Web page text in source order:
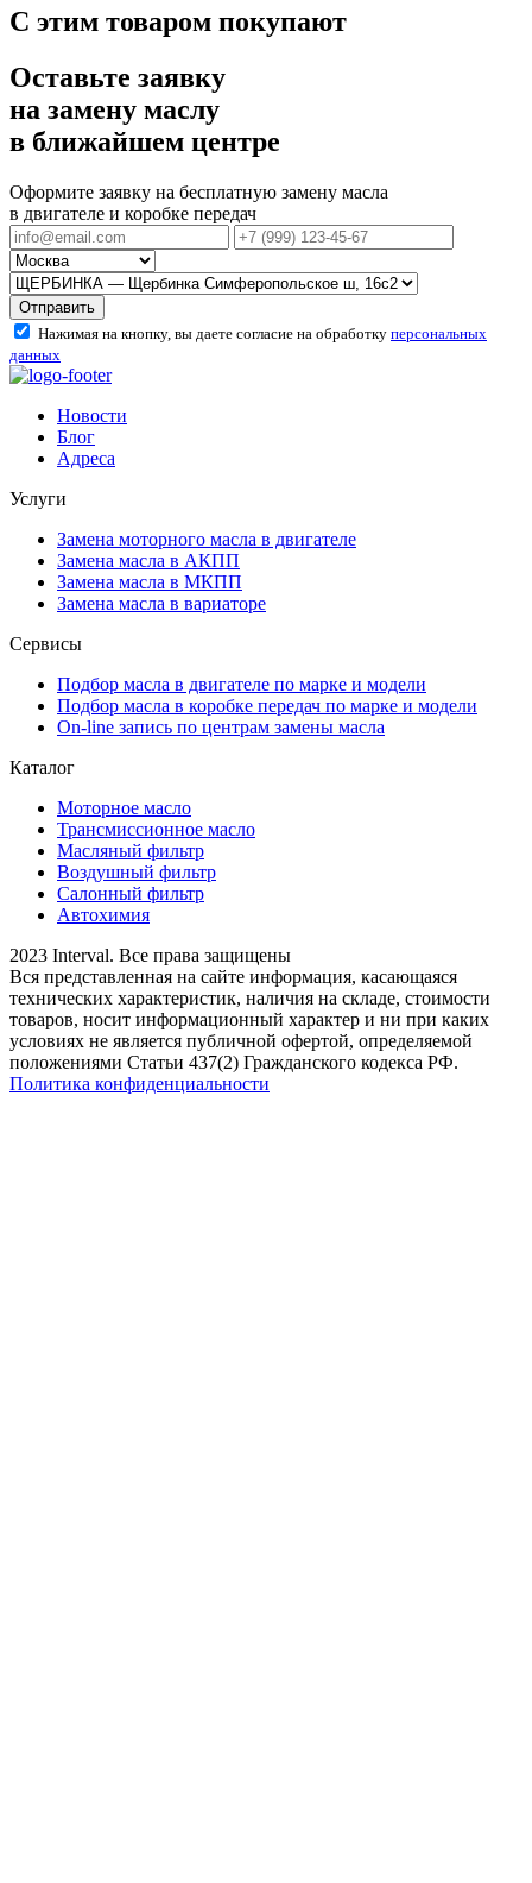
С этим товаром покупают
Оставьте заявку
на замену маслу
в ближайшем центре
Оформите заявку на бесплатную замену масла
в двигателе и коробке передач
Отправить
Нажимая на кнопку, вы даете согласие на обработку персональных
данных
Новости
Блог
Адреса
Услуги
Замена моторного масла в двигателе
Замена масла в АКПП
Замена масла в МКПП
Замена масла в вариаторе
Сервисы
Подбор масла в двигателе по марке и модели
Подбор масла в коробке передач по марке и модели
On-line запись по центрам замены масла
Каталог
Моторное масло
Трансмиссионное масло
Масляный фильтр
Воздушный фильтр
Салонный фильтр
Автохимия
2023 Interval. Все права защищены
Вся представленная на сайте информация, касающаяся
технических характеристик, наличия на складе, стоимости
товаров, носит информационный характер и ни при каких
условиях не является публичной офертой, определяемой
положениями Статьи 437(2) Гражданского кодекса РФ.
Политика конфиденциальности